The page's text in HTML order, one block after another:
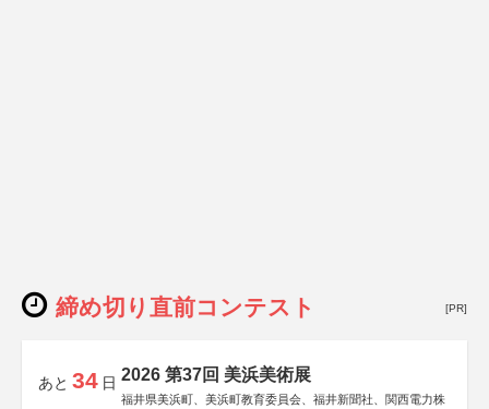
締め切り直前コンテスト [PR]
あと 34 日 2026 第37回 美浜美術展
福井県美浜町、美浜町教育委員会、福井新聞社、関西電力株